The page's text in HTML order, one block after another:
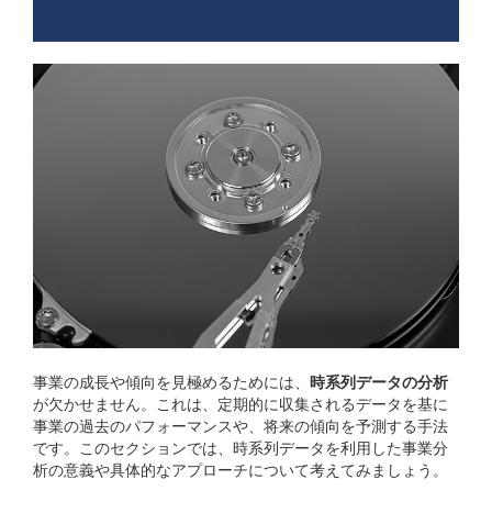
事業の成長や傾向を見極めるためには、 時系列データの分析
が欠かせません。これは、定期的に収集されるデータを基に
事業の過去のパフォーマンスや、将来の傾向を予測する手法
です。このセクションでは、時系列データを利用した事業分
析の意義や具体的なアプローチについて考えてみましょう。